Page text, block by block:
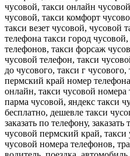
чусовой, такси онлайн
чусовой, такси комфорт
такси везет чусовой, чусовой
телефона такси город
телефонов, такси форсаж
чусовой телефон, такси
до чусового, такси г
пермский край номер
онлайн, такси чусовой номера
парма чусовой, яндекс такси
бесплатно, дешевле такси
заказать по телефону,
чусовой пермский край, такси
чусовой номера телефонов,